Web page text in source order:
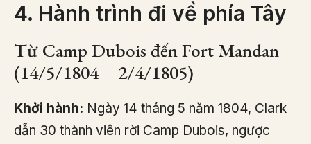
4. Hành trình đi về phía Tây
Từ Camp Dubois đến Fort Mandan
(14/5/1804 – 2/4/1805)
Khởi hành: Ngày 14 tháng 5 năm 1804, Clark
dẫn 30 thành viên rời Camp Dubois, ngược